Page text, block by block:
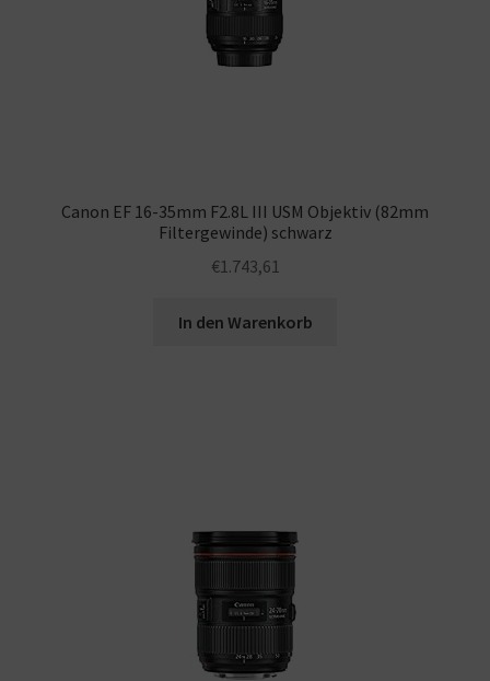
Canon EF 16-35mm F2.8L III USM Objektiv (82mm
Filtergewinde) schwarz
€1.743,61
In den Warenkorb